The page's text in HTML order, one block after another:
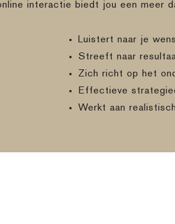
interactie biedt jou een meer
Luistert naar je
Streeft naar
Zich richt op het
Effectieve
Werkt aan